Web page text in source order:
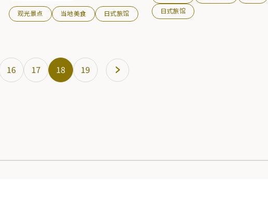
观光景点 当地美食 日式旅馆
日式旅馆
16 17 18 19